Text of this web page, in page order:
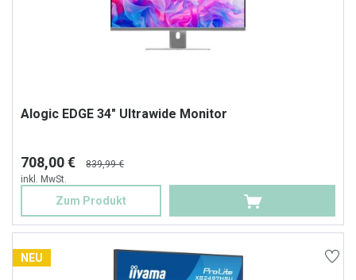
Alogic EDGE 34" Ultrawide Monitor
708,00 €
839,99 €
inkl. MwSt.
Zum Produkt
NEU